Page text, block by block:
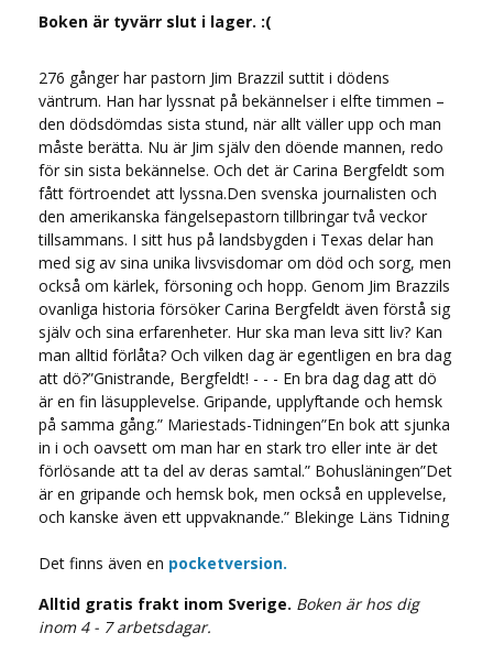
Boken är tyvärr slut i lager. :(
276 gånger har pastorn Jim Brazzil suttit i dödens
väntrum. Han har lyssnat på bekännelser i elfte timmen –
den dödsdömdas sista stund, när allt väller upp och man
måste berätta. Nu är Jim själv den döende mannen, redo
för sin sista bekännelse. Och det är Carina Bergfeldt som
fått förtroendet att lyssna.Den svenska journalisten och
den amerikanska fängelsepastorn tillbringar två veckor
tillsammans. I sitt hus på landsbygden i Texas delar han
med sig av sina unika livsvisdomar om död och sorg, men
också om kärlek, försoning och hopp. Genom Jim Brazzils
ovanliga historia försöker Carina Bergfeldt även förstå sig
själv och sina erfarenheter. Hur ska man leva sitt liv? Kan
man alltid förlåta? Och vilken dag är egentligen en bra dag
att dö?”Gnistrande, Bergfeldt! - - - En bra dag dag att dö
är en fin läsupplevelse. Gripande, upplyftande och hemsk
på samma gång.” Mariestads-Tidningen”En bok att sjunka
in i och oavsett om man har en stark tro eller inte är det
förlösande att ta del av deras samtal.” Bohusläningen”Det
är en gripande och hemsk bok, men också en upplevelse,
och kanske även ett uppvaknande.” Blekinge Läns Tidning
Det finns även en pocketversion.
Alltid gratis frakt inom Sverige. Boken är hos dig
inom 4 - 7 arbetsdagar.